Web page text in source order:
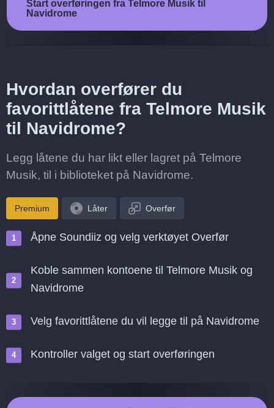
Start overføringen fra Telmore Musik til
Navidrome
Hvordan overfører du
favorittlåtene fra Telmore Musik
til Navidrome?
Legg låtene du har likt eller lagret på Telmore
Musik, til i biblioteket på Navidrome.
Premium Låter Overfør
Åpne Soundiiz og velg verktøyet Overfør
Koble sammen kontoene til Telmore Musik og
Navidrome
Velg favorittlåtene du vil legge til på Navidrome
Kontroller valget og start overføringen